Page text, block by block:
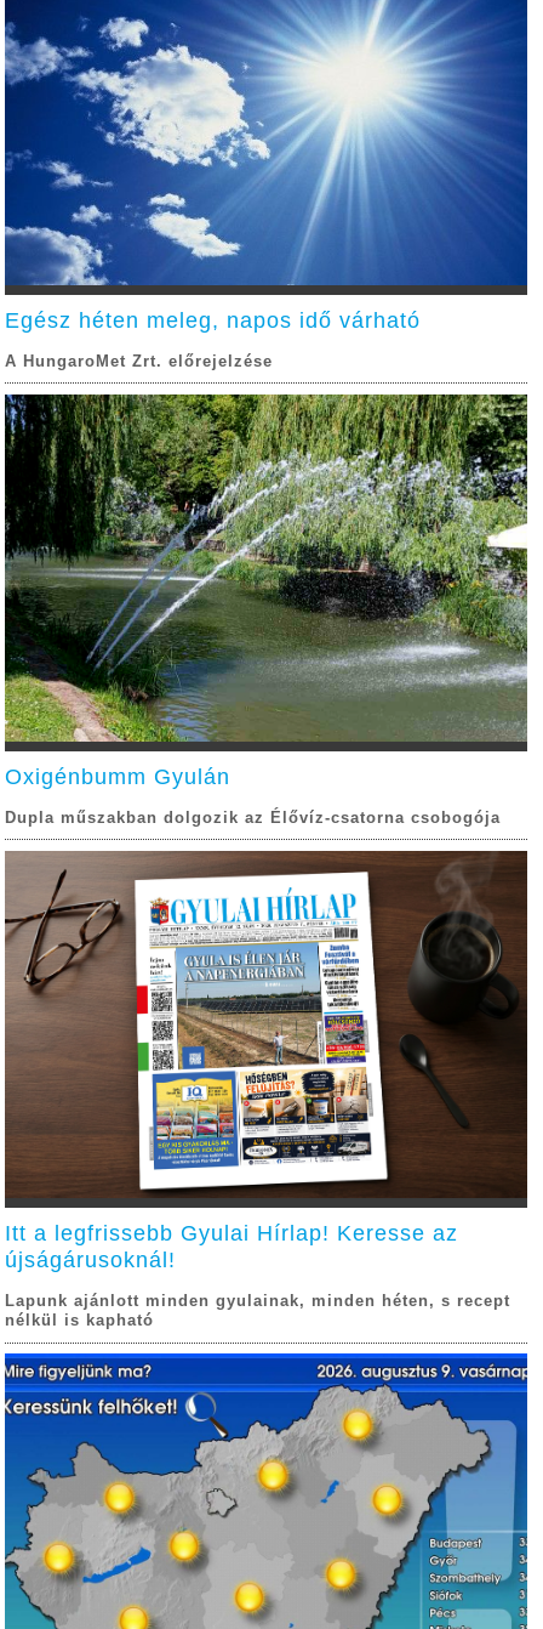
Egész héten meleg, napos idő várható
A HungaroMet Zrt. előrejelzése
Oxigénbumm Gyulán
Dupla műszakban dolgozik az Élővíz-csatorna csobogója
Itt a legfrissebb Gyulai Hírlap! Keresse az
újságárusoknál!
Lapunk ajánlott minden gyulainak, minden héten, s recept
nélkül is kapható